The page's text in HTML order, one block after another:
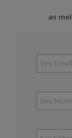
as